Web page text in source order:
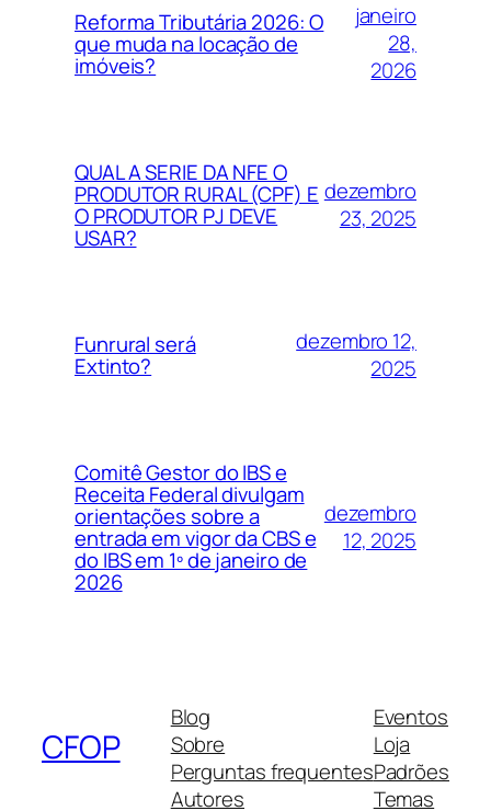
Reforma Tributária 2026: O
que muda na locação de
imóveis?
janeiro
28,
2026
QUAL A SERIE DA NFE O
PRODUTOR RURAL (CPF) E
O PRODUTOR PJ DEVE
USAR?
dezembro
23, 2025
Funrural será
Extinto?
dezembro 12,
2025
Comitê Gestor do IBS e
Receita Federal divulgam
orientações sobre a
entrada em vigor da CBS e
do IBS em 1º de janeiro de
2026
dezembro
12, 2025
CFOP
Blog
Sobre
Perguntas frequentes
Autores
Eventos
Loja
Padrões
Temas